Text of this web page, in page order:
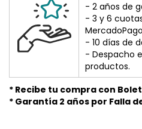
- 2 años de
- 3 y 6
- 10 días de
- Despacho
productos.
* Recibe tu compra con
* Garantía 2 años por Falla